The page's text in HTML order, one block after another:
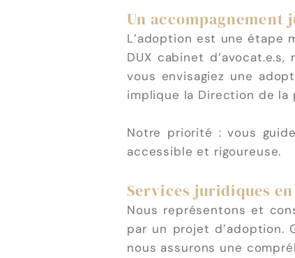
Un
L’adoption est une étape
DUX cabinet
vous envisagiez une
implique la Direction de la
Notre priorité : vous
accessible et rigoureuse.
Services juridiques
Nous représentons et
par un projet
nous assurons une